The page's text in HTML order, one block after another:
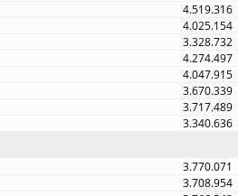
4.519.316
4.025.154
3.328.732
4.274.497
4.047.915
3.670.339
3.717.489
3.340.636
3.770.071
3.708.954